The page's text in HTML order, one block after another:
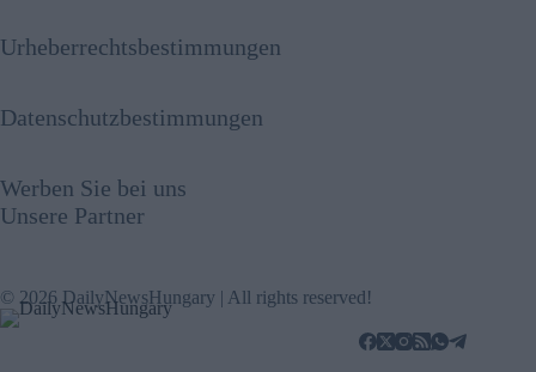
Urheberrechtsbestimmungen
Datenschutzbestimmungen
Werben Sie bei uns
Unsere Partner
© 2026 DailyNewsHungary | All rights reserved!